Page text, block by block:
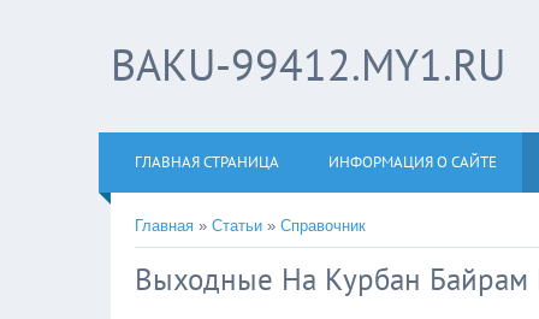
BAKU-99412.MY1.RU
ГЛАВНАЯ СТРАНИЦА ИНФОРМАЦИЯ О САЙТЕ
Главная » Статьи » Справочник
Выходные На Курбан Байрам